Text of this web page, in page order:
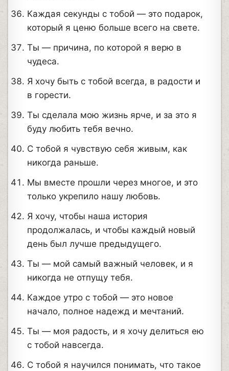
Каждая секунды с тобой — это подарок,
который я ценю больше всего на свете.
Ты — причина, по которой я верю в
чудеса.
Я хочу быть с тобой всегда, в радости и
в горести.
Ты сделала мою жизнь ярче, и за это я
буду любить тебя вечно.
С тобой я чувствую себя живым, как
никогда раньше.
Мы вместе прошли через многое, и это
только укрепило нашу любовь.
Я хочу, чтобы наша история
продолжалась, и чтобы каждый новый
день был лучше предыдущего.
Ты — мой самый важный человек, и я
никогда не отпущу тебя.
Каждое утро с тобой — это новое
начало, полное надежд и мечтаний.
Ты — моя радость, и я хочу делиться ею
с тобой навсегда.
С тобой я научился понимать, что такое